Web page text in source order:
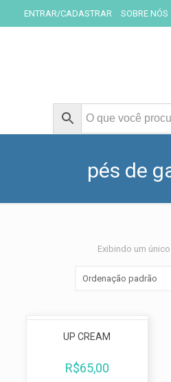
ENTRAR/CADASTRAR SOBRE NÓS
pés de
Exibindo um
UP CREAM
R$65,00